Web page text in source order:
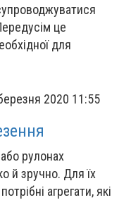
це
для
2020 11:55
рулонах
й зручно. Для їх
агрегати, які